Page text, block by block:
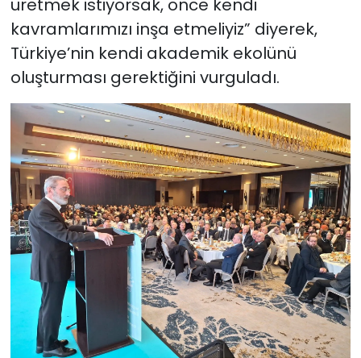
üretmek istiyorsak, önce kendi
kavramlarımızı inşa etmeliyiz” diyerek,
Türkiye’nin kendi akademik ekolünü
oluşturması gerektiğini vurguladı.